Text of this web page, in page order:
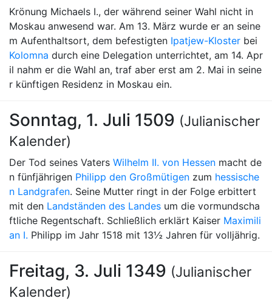
Krönung Michaels I., der während seiner Wahl nicht in
Moskau anwesend war. Am 13. März wurde er an seine
m Aufenthaltsort, dem befestigten Ipatjew-Kloster bei
Kolomna durch eine Delegation unterrichtet, am 14. Apr
il nahm er die Wahl an, traf aber erst am 2. Mai in seine
r künftigen Residenz in Moskau ein.
Sonntag, 1. Juli 1509 (Julianischer
Kalender)
Der Tod seines Vaters Wilhelm II. von Hessen macht de
n fünfjährigen Philipp den Großmütigen zum hessische
n Landgrafen. Seine Mutter ringt in der Folge erbittert
mit den Landständen des Landes um die vormundscha
ftliche Regentschaft. Schließlich erklärt Kaiser Maximili
an I. Philipp im Jahr 1518 mit 13½ Jahren für volljährig.
Freitag, 3. Juli 1349 (Julianischer
Kalender)